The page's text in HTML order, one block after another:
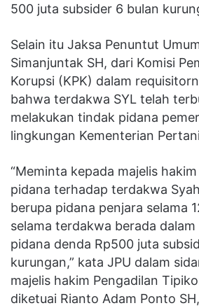
500 juta subsider 6 bulan
Selain itu Jaksa Penuntut
Simanjuntak SH, dari Komisi
Korupsi (KPK) dalam
bahwa terdakwa SYL telah
melakukan tindak pidana
lingkungan Kementerian
“Meminta kepada majelis
pidana terhadap terdakwa
berupa pidana penjara selama
selama terdakwa berada
pidana denda Rp500 juta
kurungan,” kata JPU dalam
majelis hakim Pengadilan
diketuai Rianto Adam Ponto